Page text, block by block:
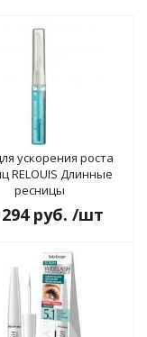
ускорения роста
RELOUIS Длинные
ресницы
294 руб. /шт